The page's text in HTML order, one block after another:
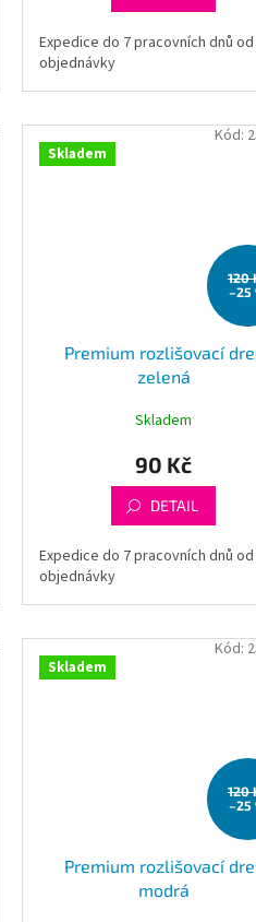
Expedice do 7 pracovních dnů od
objednávky
Skladem
120
–25
Premium rozlišovací
zelená
Skladem
90 Kč
DETAIL
Expedice do 7 pracovních dnů od
objednávky
Kód:
Skladem
120
–25
Premium rozlišovací
modrá
Kód: